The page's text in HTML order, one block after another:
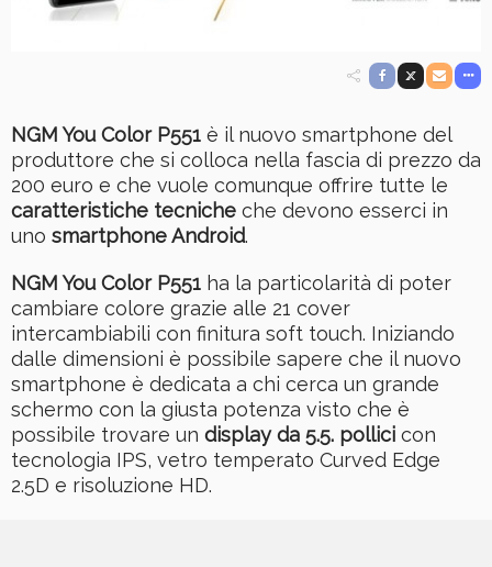
NGM You Color P551 è il nuovo smartphone del
produttore che si colloca nella fascia di prezzo da
200 euro e che vuole comunque offrire tutte le
caratteristiche tecniche che devono esserci in
uno smartphone Android.
NGM You Color P551 ha la particolarità di poter
cambiare colore grazie alle 21 cover
intercambiabili con finitura soft touch. Iniziando
dalle dimensioni è possibile sapere che il nuovo
smartphone è dedicata a chi cerca un grande
schermo con la giusta potenza visto che è
possibile trovare un display da 5.5. pollici con
tecnologia IPS, vetro temperato Curved Edge
2.5D e risoluzione HD.